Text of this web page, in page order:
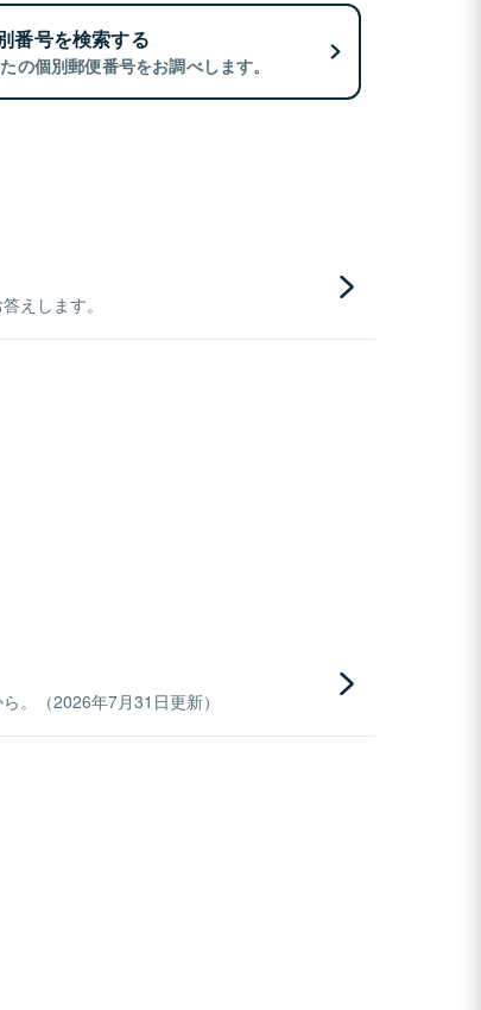
番号を検索する
の個別郵便番号をお調べします。
えします。
。（2026年7月31日更新）